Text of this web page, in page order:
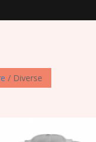
/ Diverse